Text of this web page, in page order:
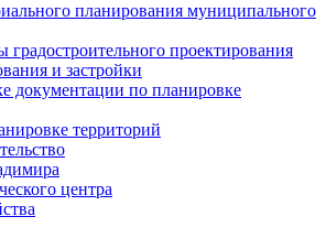
планирования муниципального
градостроительного проектирования
и застройки
документации по планировке
территорий
центра